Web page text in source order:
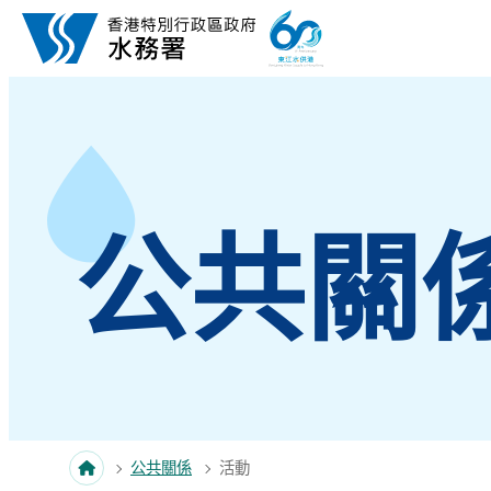
跳至內容
公共關
公共關係 活動